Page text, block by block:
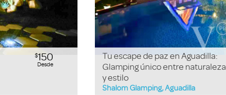
$150
Desde
Tu escape de paz en Aguadilla:
Glamping único entre naturaleza
y estilo
Shalom Glamping, Aguadilla